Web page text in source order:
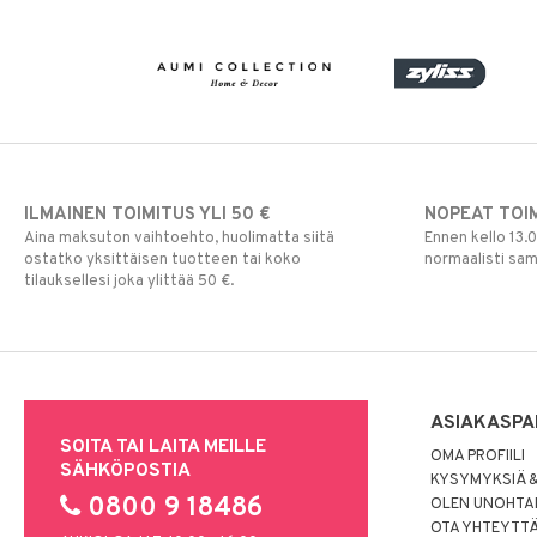
ILMAINEN TOIMITUS YLI 50 €
Aina maksuton vaihtoehto, huolimatta siitä
ostatko yksittäisen tuotteen tai koko
tilauksellesi joka ylittää 50 €.
NOPEAT
Ennen kello
normaalisti
SOITA TAI LAITA MEILLE
SÄHKÖPOSTIA
0800 9 18486
OMA PROFIILI
KYSYMYKSIÄ
OLEN
OTA